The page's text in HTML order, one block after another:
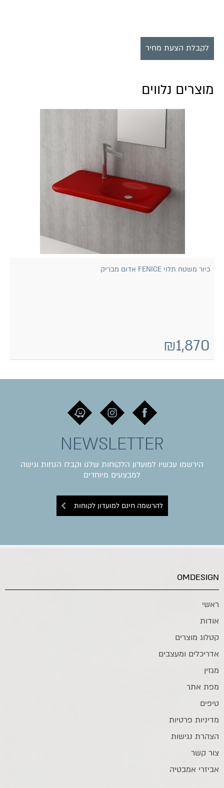
לקבלת הצעת מחיר
מוצרים נלווים
כיור משטח תלוי FENICE אדום מבריק
₪1,870
NEWSLETTER
הירשמו עכשיו למועדון הלקוחות שלנו וקבלו הנחות וגישה
למבצעים מיוחדים
להרשמה חינם למועדון לקוחות
OMDESIGN
ראשי
אודות
קטלוג מוצרים
אדריכלים ומעצבים
מגזין
מפת אתר
טיפים
מדיניות פרטיות
הצהרת נגישות
צור קשר
אביזרי אמבטיה